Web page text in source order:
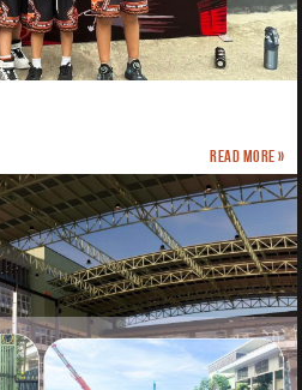
Read more »